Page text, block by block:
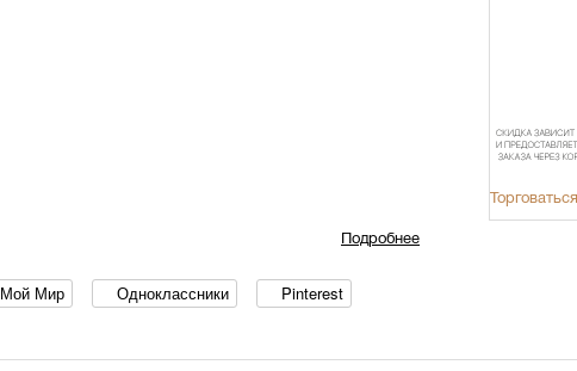
Подробнее
Мой Мир Одноклассники Pinterest